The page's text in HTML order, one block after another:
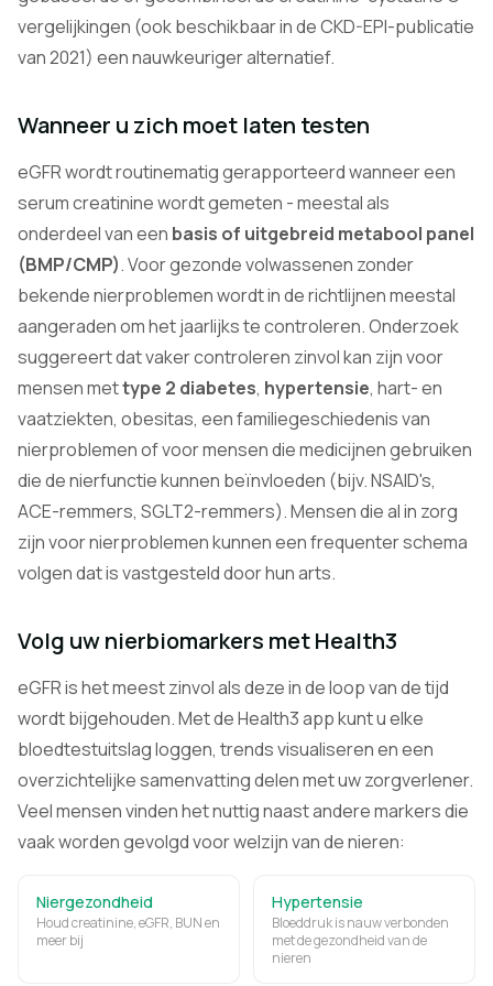
vergelijkingen (ook beschikbaar in de CKD-EPI-publicatie
van 2021) een nauwkeuriger alternatief.
Wanneer u zich moet laten testen
eGFR wordt routinematig gerapporteerd wanneer een
serum creatinine wordt gemeten - meestal als
onderdeel van een basis of uitgebreid metabool panel
(BMP/CMP). Voor gezonde volwassenen zonder
bekende nierproblemen wordt in de richtlijnen meestal
aangeraden om het jaarlijks te controleren. Onderzoek
suggereert dat vaker controleren zinvol kan zijn voor
mensen mettype 2 diabetes, hypertensie, hart- en
vaatziekten, obesitas, een familiegeschiedenis van
nierproblemen of voor mensen die medicijnen gebruiken
die de nierfunctie kunnen beïnvloeden (bijv. NSAID's,
ACE-remmers, SGLT2-remmers). Mensen die al in zorg
zijn voor nierproblemen kunnen een frequenter schema
volgen dat is vastgesteld door hun arts.
Volg uw nierbiomarkers met Health3
eGFR is het meest zinvol als deze in de loop van de tijd
wordt bijgehouden. Met de Health3 app kunt u elke
bloedtestuitslag loggen, trends visualiseren en een
overzichtelijke samenvatting delen met uw zorgverlener.
Veel mensen vinden het nuttig naast andere markers die
vaak worden gevolgd voor welzijn van de nieren:
Niergezondheid
Houd creatinine, eGFR, BUN en
meer bij
Hypertensie
Bloeddruk is nauw verbonden
met de gezondheid van de
nieren